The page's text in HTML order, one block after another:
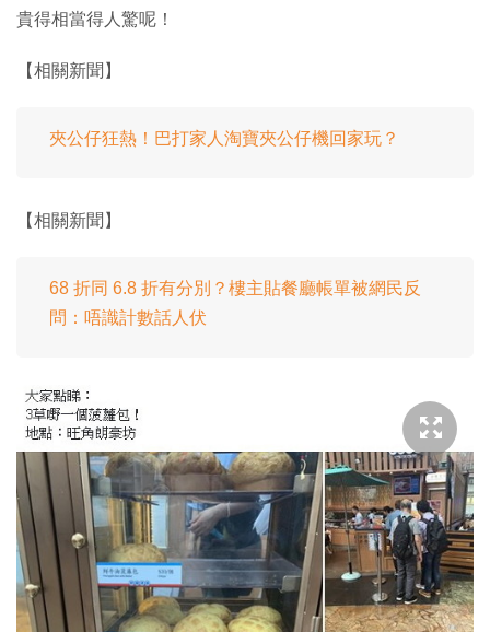
貴得相當得人驚呢！
【相關新聞】
夾公仔狂熱！巴打家人淘寶夾公仔機回家玩？
【相關新聞】
68 折同 6.8 折有分別？樓主貼餐廳帳單被網民反
問：唔識計數話人伏